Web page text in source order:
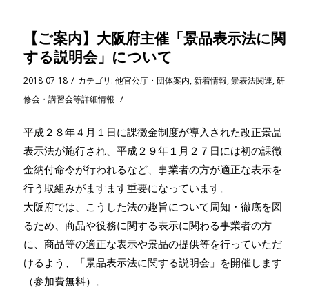
【ご案内】大阪府主催「景品表示法に関
する説明会」について
2018-07-18 / カテゴリ: 他官公庁・団体案内,新着情報,景表法関連,研
修会・講習会等詳細情報 /
平成２８年４月１日に課徴金制度が導入された改正景品
表示法が施行され、平成２９年１月２７日には初の課徴
金納付命令が行われるなど、事業者の方が適正な表示を
行う取組みがますます重要になっています。
大阪府では、こうした法の趣旨について周知・徹底を図
るため、商品や役務に関する表示に関わる事業者の方
に、商品等の適正な表示や景品の提供等を行っていただ
けるよう、「景品表示法に関する説明会」を開催します
（参加費無料）。